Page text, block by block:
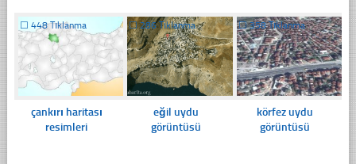
☐ 448 Tıklanma
çankırı haritası
resimleri
☐286 Tıklanma
eğil uydu
görüntüsü
☐358 Tıklanma
körfez uydu
görüntüsü